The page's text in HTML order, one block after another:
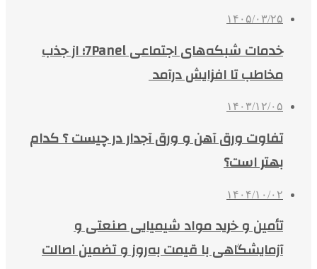
۱۴۰۵/۰۳/۲۵
خدمات شبکه‌های اجتماعی 7Panel؛ از جذب
مخاطب تا افزایش درآمد
۱۴۰۳/۱۲/۰۵
تفاوت ورق آهن و ورق آجدار در چیست ؟ کدام
بهتر است؟
۱۴۰۴/۱۰/۰۲
تأمین و خرید مواد شیمیایی صنعتی و
آزمایشگاهی با قیمت به‌روز و تضمین اصالت